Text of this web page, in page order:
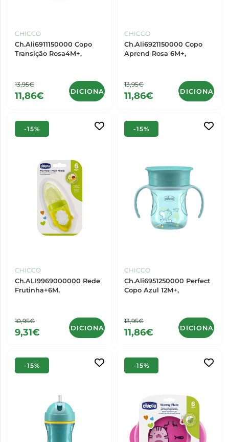
CHICCO
Ch.Ali6911150000 Copo
Transição Rosa4M+,
13,95€
11,86€ ADICIONAR
CHICCO
Ch.Ali6921150000 Copo
Aprend Rosa 6M+,
13,95€
11,86€ ADICIONAR
-15%
CHICCO
Ch.ALI9969000000 Rede
Frutinha+6M,
10,95€
9,31€ ADICIONAR
-15%
CHICCO
Ch.Ali6951250000 Perfect
Copo Azul 12M+,
13,95€
11,86€ ADICIONAR
-15% -15%